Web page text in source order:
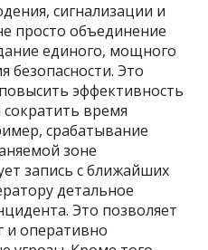
сигнализации и
просто объединение
единого, мощного
безопасности. Это
эффективность
время
срабатывание
зоне
запись с ближайших
детальное
Это позволяет
и оперативно